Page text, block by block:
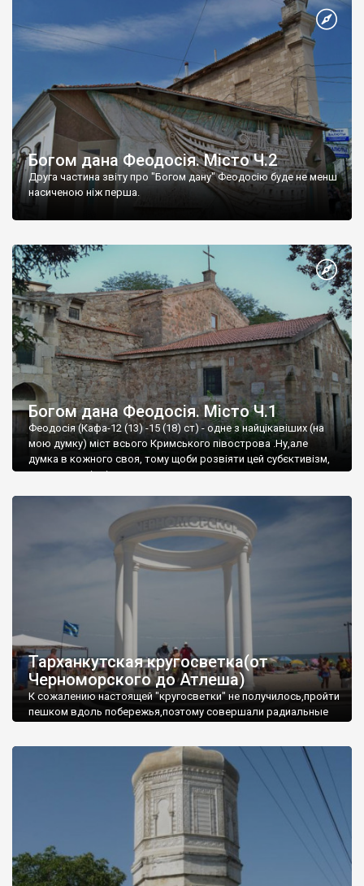
Богом дана Феодосія. Місто Ч.2
Друга частина звіту про "Богом дану" Феодосію буде не менш
насиченою ніж перша.
Богом дана Феодосія. Місто Ч.1
Феодосія (Кафа-12 (13) -15 (18) ст) - одне з найцікавіших (на
мою думку) міст всього Кримського півострова .Ну,але
думка в кожного своя, тому щоби розвіяти цей субєктивізм,
запрошую відвідати це
Тарханкутская кругосветка(от
Черноморского до Атлеша)
К сожалению настоящей "кругосветки" не получилось,пройти
пешком вдоль побережья,поэтому совершали радиальные